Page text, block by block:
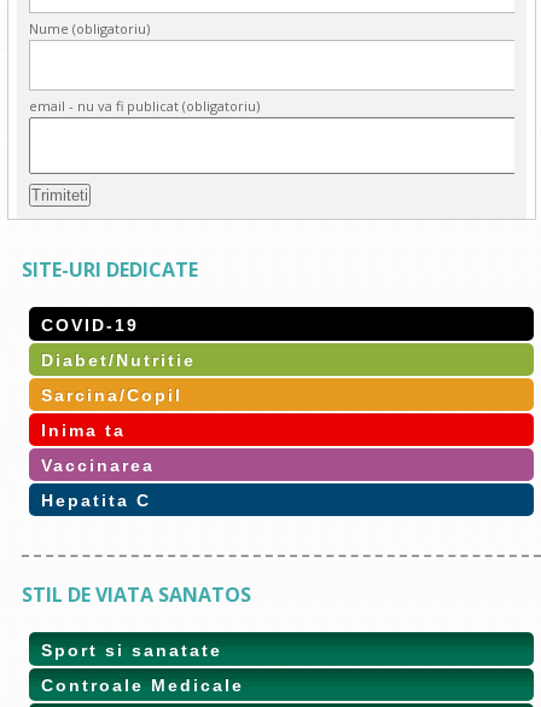
Nume (obligatoriu)
email - nu va fi publicat (obligatoriu)
SITE-URI DEDICATE
COVID-19
Diabet/Nutritie
Sarcina/Copil
Inima ta
Vaccinarea
Hepatita C
STIL DE VIATA SANATOS
Sport si sanatate
Controale Medicale